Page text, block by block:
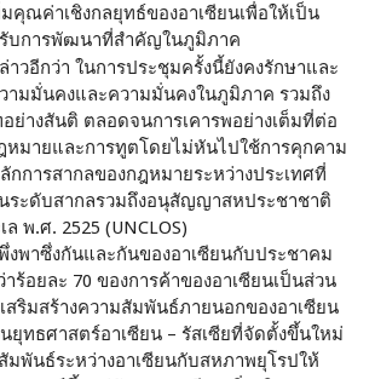
คุณค่าเชิงกลยุทธ์ของอาเซียนเพื่อให้เป็น
บการพัฒนาที่สำคัญในภูมิภาค
าวอีกว่า ในการประชุมครั้งนี้ยังคงรักษาและ
ามมั่นคงและความมั่นคงในภูมิภาค รวมถึง
ย่างสันติ ตลอดจนการเคารพอย่างเต็มที่ต่อ
หมายและการทูตโดยไม่หันไปใช้การคุกคาม
กการสากลของกฎหมายระหว่างประเทศที่
ระดับสากลรวมถึงอนุสัญญาสหประชาชาติ
พ.ศ. 2525 (UNCLOS)
งพาซึ่งกันและกันของอาเซียนกับประชาคม
าร้อยละ 70 ของการค้าของอาเซียนเป็นส่วน
สริมสร้างความสัมพันธ์ภายนอกของอาเซียน
ยุทธศาสตร์อาเซียน – รัสเซียที่จัดตั้งขึ้นใหม่
มพันธ์ระหว่างอาเซียนกับสหภาพยุโรปให้